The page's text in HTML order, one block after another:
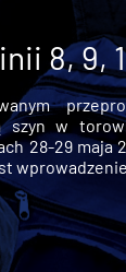
8, 9,
szyn w
28-29 maja
wprowadzenie